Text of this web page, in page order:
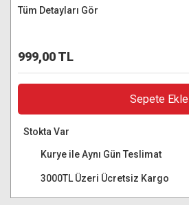
Tüm Detayları Gör
999,00 TL
Sepete Ekle
Stokta Var
Kurye ile Aynı Gün Teslimat
3000TL Üzeri Ücretsiz Kargo